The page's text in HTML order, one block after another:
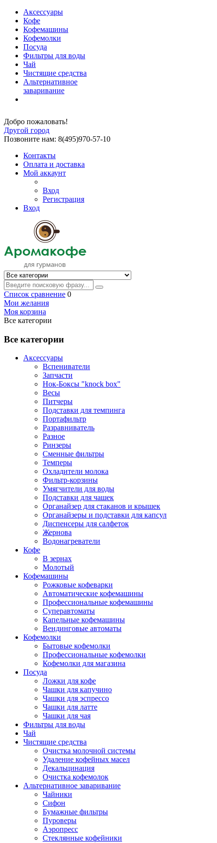
Аксессуары
Кофе
Кофемашины
Кофемолки
Посуда
Фильтры для воды
Чай
Чистящие средства
Альтернативное
заваривание
Добро пожаловать!
Другой город
Позвоните нам: 8(495)970-57-10
Контакты
Оплата и доставка
Мой аккаунт
Вход
Регистрация
Вход
Список сравнение 0
Мои желания
Моя корзина
Все категории
Все категории
Аксессуары
Вспениватели
Запчасти
Нок-Боксы "knock box"
Весы
Питчеры
Подставки для темпинга
Портафильтр
Разравниватель
Разное
Ринзеры
Сменные фильтры
Темперы
Охладители молока
Фильтр-корзины
Умягчители для воды
Подставки для чашек
Органайзер для стаканов и крышек
Органайзеры и подставки для капсул
Диспенсеры для салфеток
Жернова
Водонагреватели
Кофе
В зернах
Молотый
Кофемашины
Рожковые кофеварки
Автоматические кофемашины
Профессиональные кофемашины
Суперавтоматы
Капельные кофемашины
Вендинговые автоматы
Кофемолки
Бытовые кофемолки
Профессиональные кофемолки
Кофемолки для магазина
Посуда
Ложки для кофе
Чашки для капучино
Чашки для эспрессо
Чашки для латте
Чашки для чая
Фильтры для воды
Чай
Чистящие средства
Очистка молочной системы
Удаление кофейных масел
Декальцинация
Очистка кофемолок
Альтернативное заваривание
Чайники
Сифон
Бумажные фильтры
Пуроверы
Аэропресс
Стеклянные кофейники